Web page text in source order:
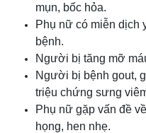
mụn, bốc hỏa.
Phụ nữ có miễn dịch
bệnh.
Người bị tăng mỡ
Người bị bệnh gout,
triệu chứng sưng
Phụ nữ gặp vấn đề
họng, hen nhẹ.